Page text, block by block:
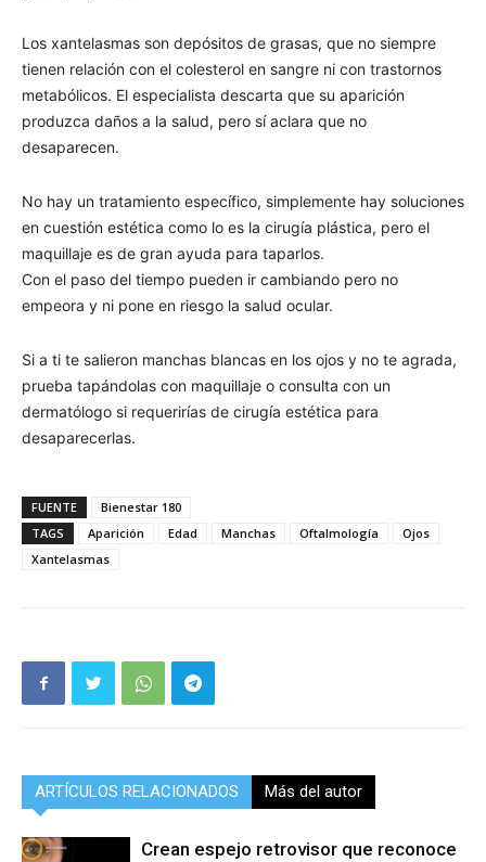
Los xantelasmas son depósitos de grasas, que no siempre
tienen relación con el colesterol en sangre ni con trastornos
metabólicos. El especialista descarta que su aparición
produzca daños a la salud, pero sí aclara que no
desaparecen.
No hay un tratamiento específico, simplemente hay soluciones
en cuestión estética como lo es la cirugía plástica, pero el
maquillaje es de gran ayuda para taparlos.
Con el paso del tiempo pueden ir cambiando pero no
empeora y ni pone en riesgo la salud ocular.
Si a ti te salieron manchas blancas en los ojos y no te agrada,
prueba tapándolas con maquillaje o consulta con un
dermatólogo si requerirías de cirugía estética para
desaparecerlas.
FUENTE
Bienestar 180
TAGS
Aparición Edad Manchas Oftalmología
Ojos
Xantelasmas
ARTÍCULOS RELACIONADOS Más del autor
Crean espejo retrovisor que reconoce